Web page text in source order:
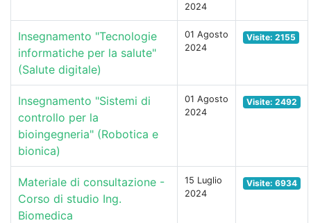
2024
Insegnamento "Tecnologie
informatiche per la salute"
(Salute digitale)
01 Agosto
2024
Visite: 2155
Insegnamento "Sistemi di
controllo per la
bioingegneria" (Robotica e
bionica)
01 Agosto
2024
Visite: 2492
Materiale di consultazione -
Corso di studio Ing.
Biomedica
15 Luglio
2024
Visite: 6934